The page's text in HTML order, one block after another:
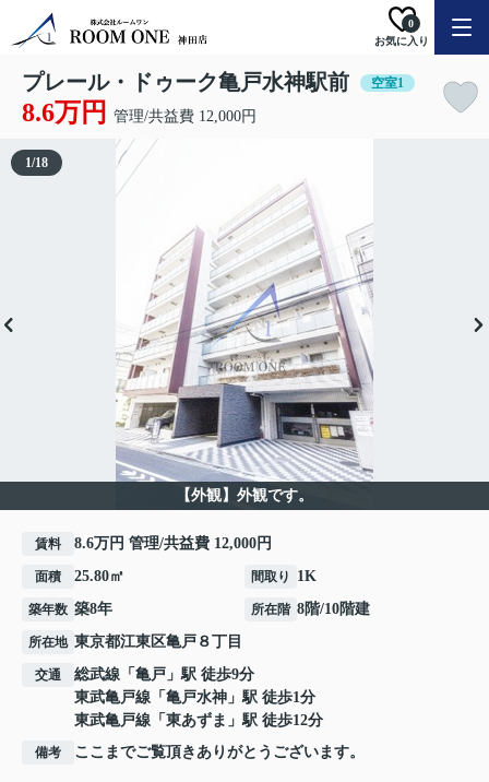
お気に入り
0
プレール・ドゥーク亀戸水神駅前 空室1
8.6万円 管理/共益費 12,000円
【外観】外観です。
1/18
賃料 8.6万円 管理/共益費 12,000円
面積 25.80㎡ 間取り 1K
築年数 築8年 所在階 8階/10階建
所在地 東京都江東区亀戸 ８丁目
交通 総武線 「 亀戸 」駅 徒歩9分
東武亀戸線 「 亀戸水神 」駅 徒歩1分
東武亀戸線 「 東あずま 」駅 徒歩12分
備考 ここまでご覧頂きありがとうございます。